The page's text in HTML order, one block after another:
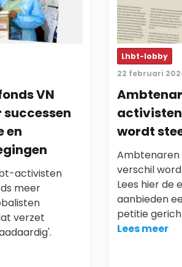
VN
en
activisten
meer
verzet
Lhbt-lobby
22 februari
wordt
Ambtenaren
verschil
Lees hier de
aanbieden
petitie
Lees meer